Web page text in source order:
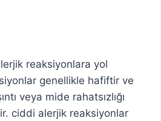
reaksiyonlara yol
genellikle hafiftir ve
veya mide rahatsızlığı
ciddi alerjik reaksiyonlar